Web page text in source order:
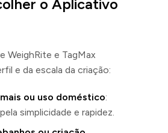
o Aplicativo
WeighRite e TagMax
e da escala da criação:
ou uso doméstico:
simplicidade e rapidez.